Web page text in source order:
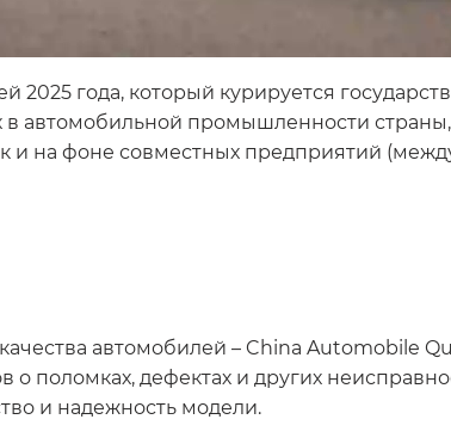
2025 года, который курируется
автомобильной промышленности
и на фоне совместных предприятий
автомобилей – China Automobile
поломках, дефектах и других
и надежность модели.